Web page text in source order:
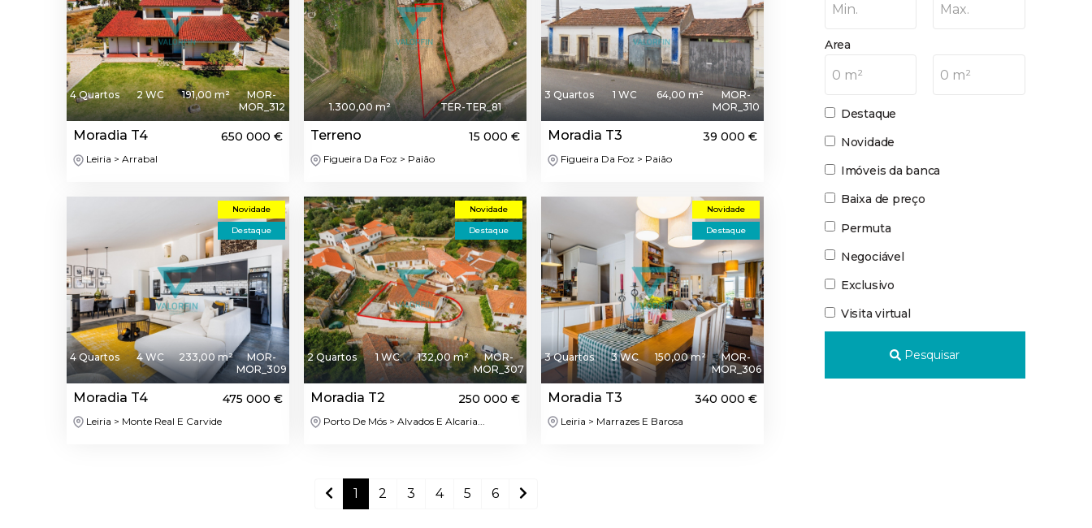
4 Quartos 2 WC 191,00 m²
MOR-
MOR_312
Moradia T4 650 000 €
Leiria > Arrabal
1.300,00 m² TER-TER_81
Terreno 15 000 €
Figueira Da Foz > Paião
3 Quartos 1 WC 64,00 m²
MOR-
MOR_310
Moradia T3 39 000 €
Figueira Da Foz > Paião
Novidade
Destaque
4 Quartos 4 WC 233,00 m²
MOR-
MOR_309
Moradia T4 475 000 €
Leiria > Monte Real E Carvide
Novidade
Destaque
2 Quartos 1 WC 132,00 m²
MOR-
MOR_307
Moradia T2 250 000 €
Porto De Mós > Alvados E Alcaria...
Novidade
Destaque
3 Quartos 3 WC 150,00 m²
MOR-
MOR_306
Moradia T3 340 000 €
Leiria > Marrazes E Barosa
1 2 3 4 5 6
Min. Max.
Area
0 m² 0 m²
Destaque
Novidade
Imóveis da banca
Baixa de preço
Permuta
Negociável
Exclusivo
Visita virtual
Pesquisar